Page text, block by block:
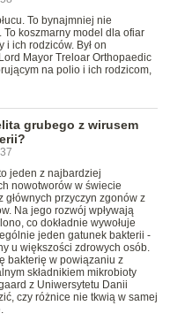
To bynajmniej nie
koszmarny model dla ofiar
i ich rodziców. Był on
Mayor Treloar Orthopaedic
na polio i ich rodzicom,
grubego z wirusem
jeden z najbardziej
nowotworów w świecie
głównych przyczyn zgonów z
Na jego rozwój wpływają
co dokładnie wywołuje
jeden gatunek bakterii -
u większości zdrowych osób.
bakterię w powiązaniu z
składnikiem mikrobioty
z Uniwersytetu Danii
czy różnice nie tkwią w samej